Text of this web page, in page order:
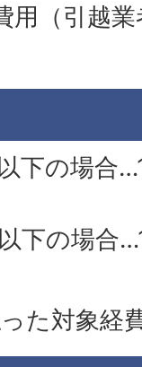
用（引越
下の場合
下の場合
た対象経